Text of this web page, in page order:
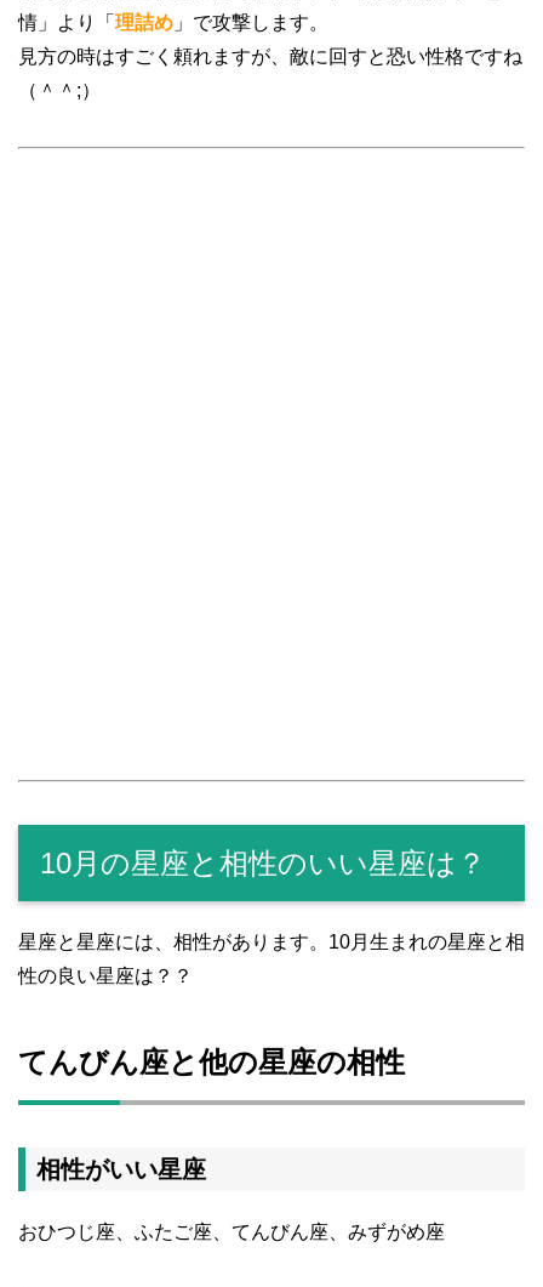
情」より「 理詰め 」で攻撃します。
見方の時はすごく頼れますが、敵に回すと恐い性格ですね
（＾＾;）
10月の星座と相性のいい星座は？
星座と星座には、相性があります。10月生まれの星座と相
性の良い星座は？？
てんびん座と他の星座の相性
相性がいい星座
おひつじ座、ふたご座、てんびん座、みずがめ座